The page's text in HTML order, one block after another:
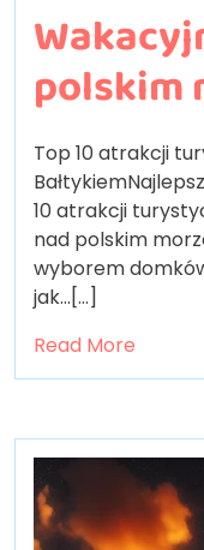
polskim
Top 10 atrakcji
10 atrakcji
nad polskim
wyborem
jak…[...]
Read More